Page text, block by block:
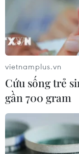
Nam vào nhóm
có tiềm năng
của ASEAN trong
vietnamplus.vn
Cứu sống trẻ
gần 700 gram